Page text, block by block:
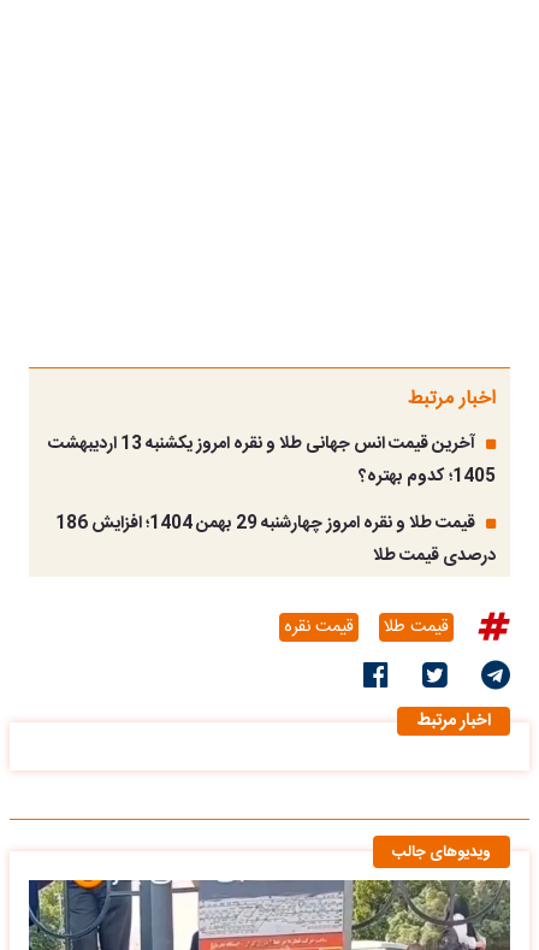
اخبار مرتبط
آخرین قیمت انس جهانی طلا و نقره امروز یکشنبه 13 اردیبهشت
1405؛ کدوم بهتره؟
قیمت طلا و نقره امروز چهارشنبه 29 بهمن 1404؛ افزایش 186
درصدی قیمت طلا
قیمت طلا قیمت نقره
اخبار مرتبط
ویدیوهای جالب